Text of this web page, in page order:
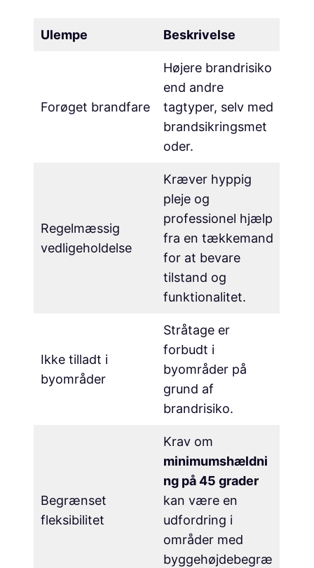
Ulempe Beskrivelse
Forøget brandfare
Højere brandrisiko
end andre
tagtyper, selv med
brandsikringsmet
oder.
Regelmæssig
vedligeholdelse
Kræver hyppig
pleje og
professionel hjælp
fra en tækkemand
for at bevare
tilstand og
funktionalitet.
Ikke tilladt i
byområder
Stråtage er
forbudt i
byområder på
grund af
brandrisiko.
Begrænset
fleksibilitet
Krav om
minimumshældni
ng på 45 grader
kan være en
udfordring i
områder med
byggehøjdebegræ